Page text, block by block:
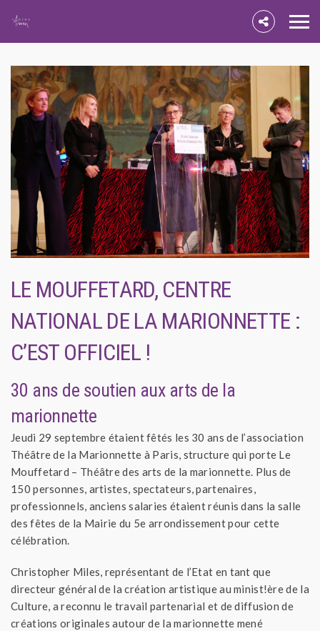
LE MOUFFETARD, CENTRE
NATIONAL DE LA MARIONNETTE :
C’EST OFFICIEL !
30 ans de soutien aux arts de la
marionnette
Jeudi 29 septembre étaient fêtés les 30 ans de l’association
Théâtre de la Marionnette à Paris, structure qui porte Le
Mouffetard – Théâtre des arts de la marionnette. Plus de
150 personnes, artistes, spectateurs, partenaires,
professionnels, anciens salaries étaient réunis dans la salle
des fêtes de la Mairie du 5e arrondissement pour cette
célébration.
Christopher Miles, représentant de l’Etat en tant que
directeur général de la création artistique au minist!ère de la
Culture, a reconnu le travail partenarial et de diffusion de
créations originales autour de la marionnette mené